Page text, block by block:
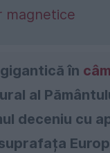
magnetice
în
al
deceniu cu